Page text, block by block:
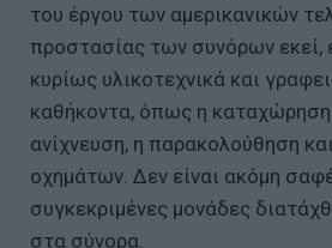
του έργου των αμερικανικών
προστασίας των συνόρων εκεί,
κυρίως υλικοτεχνικά και
καθήκοντα, όπως η
ανίχνευση, η παρακολούθηση
οχημάτων. Δεν είναι ακόμη
συγκεκριμένες μονάδες
στα σύνορα.